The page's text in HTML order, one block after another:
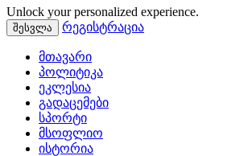
Unlock your personalized experience.
შესვლა რეგისტრაცია
მთავარი
პოლიტიკა
ეკლესია
გადაცემები
სპორტი
მსოფლიო
ისტორია